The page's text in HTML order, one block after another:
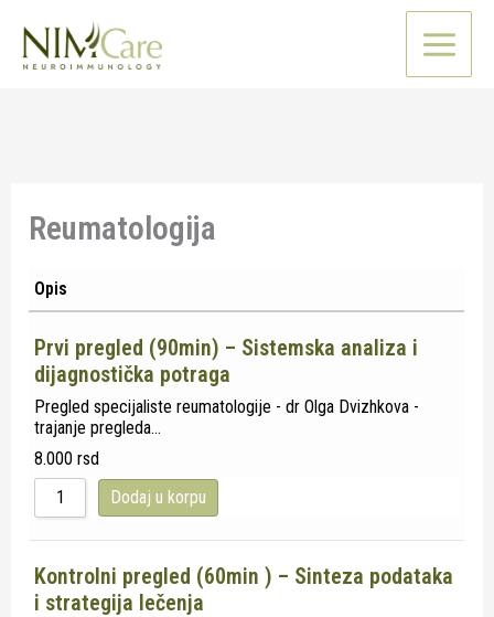
Reumatologija
Opis
Prvi pregled (90min) – Sistemska analiza i
dijagnostička potraga
Pregled specijaliste reumatologije - dr Olga Dvizhkova -
trajanje pregleda…
8.000 rsd
Dodaj u korpu
Kontrolni pregled (60min ) – Sinteza podataka
i strategija lečenja